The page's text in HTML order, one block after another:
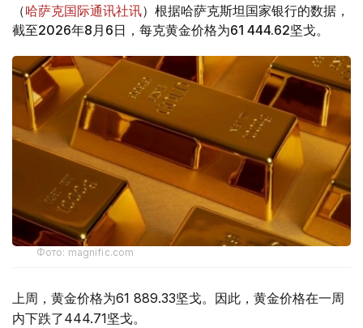
（哈萨克国际通讯社讯）根据哈萨克斯坦国家银行的数据，
截至2026年8月6日，每克黄金价格为61 444.62坚戈。
Фото: magnific.com
上周，黄金价格为61 889.33坚戈。因此，黄金价格在一周
内下跌了444.71坚戈。